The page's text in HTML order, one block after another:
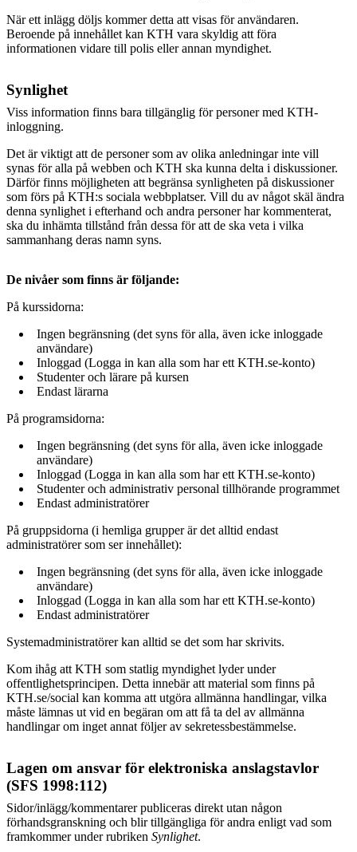
När ett inlägg döljs kommer detta att visas för användaren.
Beroende på innehållet kan KTH vara skyldig att föra
informationen vidare till polis eller annan myndighet.
Synlighet
Viss information finns bara tillgänglig för personer med KTH-
inloggning.
Det är viktigt att de personer som av olika anledningar inte vill
synas för alla på webben och KTH ska kunna delta i diskussioner.
Därför finns möjligheten att begränsa synligheten på diskussioner
som förs på KTH:s sociala webbplatser. Vill du av något skäl ändra
denna synlighet i efterhand och andra personer har kommenterat,
ska du inhämta tillstånd från dessa för att de ska veta i vilka
sammanhang deras namn syns.
De nivåer som finns är följande:
På kurssidorna:
Ingen begränsning (det syns för alla, även icke inloggade
användare)
Inloggad (Logga in kan alla som har ett KTH.se-konto)
Studenter och lärare på kursen
Endast lärarna
På programsidorna:
Ingen begränsning (det syns för alla, även icke inloggade
användare)
Inloggad (Logga in kan alla som har ett KTH.se-konto)
Studenter och administrativ personal tillhörande programmet
Endast administratörer
På gruppsidorna (i hemliga grupper är det alltid endast
administratörer som ser innehållet):
Ingen begränsning (det syns för alla, även icke inloggade
användare)
Inloggad (Logga in kan alla som har ett KTH.se-konto)
Endast administratörer
Systemadministratörer kan alltid se det som har skrivits.
Kom ihåg att KTH som statlig myndighet lyder under
offentlighetsprincipen. Detta innebär att material som finns på
KTH.se/social kan komma att utgöra allmänna handlingar, vilka
måste lämnas ut vid en begäran om att få ta del av allmänna
handlingar om inget annat följer av sekretessbestämmelse.
Lagen om ansvar för elektroniska anslagstavlor
(SFS 1998:112)
Sidor/inlägg/kommentarer publiceras direkt utan någon
förhandsgranskning och blir tillgängliga för andra enligt vad som
framkommer under rubriken Synlighet.